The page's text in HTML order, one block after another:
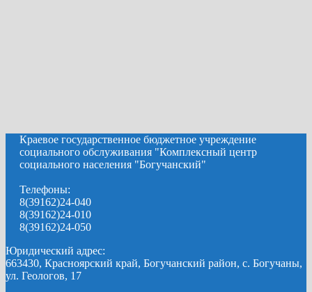
Краевое государственное бюджетное учреждение
социального обслуживания "Комплексный центр
социального населения "Богучанский"
Телефоны:
8(39162)24-040
8(39162)24-010
8(39162)24-050
Юридический адрес:
663430, Красноярский край, Богучанский район, с. Богучаны,
ул. Геологов, 17